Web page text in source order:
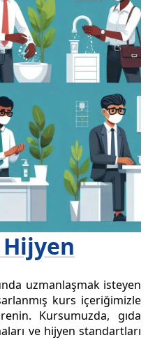
uzmanlaşmak isteyen
kurs içeriğimizle
Kursumuzda, gıda
ve hijyen standartları